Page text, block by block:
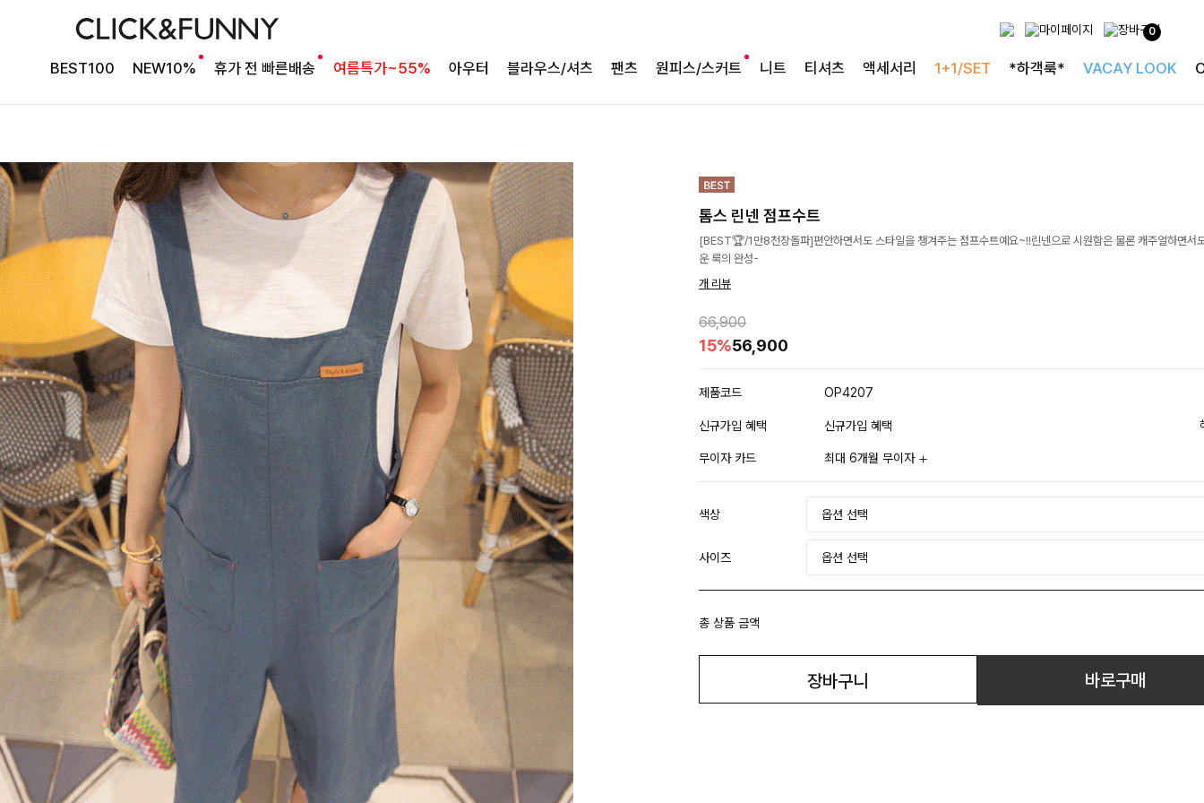
0
BEST100 NEW10% 휴가 전 빠른배송 여름특가~55% 아우터 블라우스/셔츠 팬츠 원피스/스커트 니트 티셔츠 액세서리 1+1/SET *하객룩* VACAY LOOK
톰스 린넨 점프수트
[BEST🏆/1만8천장돌파]편안하면서도 스타일을 챙겨주는 점프수트예요~!!린넨으로 시원함은 물론 캐주얼하면서
운 룩의 완성-
개 리뷰
66,900
15%56,900
제품코드 OP4207
신규가입 혜택 신규가입 혜택
무이자 카드 최대 6개월 무이자
색상
사이즈
총 상품 금액
장바구니 바로구매